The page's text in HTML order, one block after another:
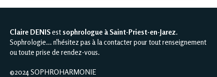
Claire DENISest sophrologue à Saint-Priest-en-Jarez.
Sophrologie... n'hésitez pas à la contacter pour tout renseignement
ou toute prise de rendez-vous.
©2024 SOPHROHARMONIE